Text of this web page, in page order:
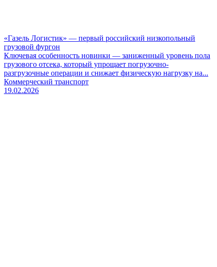
«Газель Логистик» — первый российский низкопольный
грузовой фургон
Ключевая особенность новинки — заниженный уровень пола
грузового отсека, который упрощает погрузочно-
разгрузочные операции и снижает физическую нагрузку на...
Коммерческий транспорт
19.02.2026